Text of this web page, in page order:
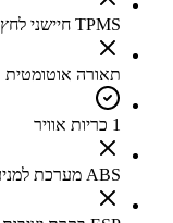
TPMS חיישני לחץ אוויר
תאורה אוטומטית
1 כריות אוויר
ABS מערכת למניעת נעילת גלגלים